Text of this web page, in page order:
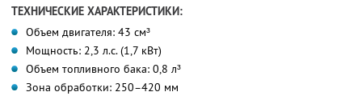
ТЕХНИЧЕСКИЕ ХАРАКТЕРИСТИКИ:
Объем двигателя: 43 см³
Мощность: 2,3 л.с. (1,7 кВт)
Объем топливного бака: 0,8 л³
Зона обработки: 250–420 мм